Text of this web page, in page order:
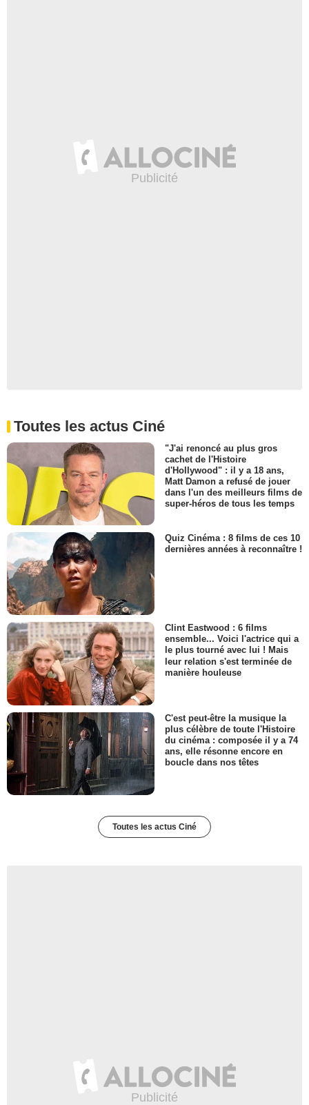
Toutes les actus Ciné
"J'ai renoncé au plus gros
cachet de l'Histoire
d'Hollywood" : il y a 18 ans,
Matt Damon a refusé de jouer
dans l'un des meilleurs films de
super-héros de tous les temps
Quiz Cinéma : 8 films de ces 10
dernières années à reconnaître !
Clint Eastwood : 6 films
ensemble... Voici l'actrice qui a
le plus tourné avec lui ! Mais
leur relation s'est terminée de
manière houleuse
C'est peut-être la musique la
plus célèbre de toute l'Histoire
du cinéma : composée il y a 74
ans, elle résonne encore en
boucle dans nos têtes
Toutes les actus Ciné